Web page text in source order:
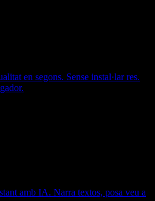
en segons. Sense instal·lar res.
amb IA. Narra textos, posa veu a